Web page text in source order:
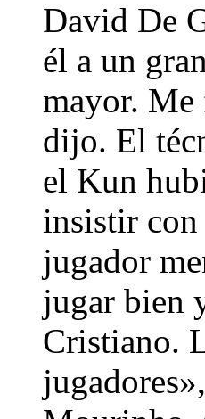
David De
él a un
mayor. Me
dijo. El
el Kun
insistir con
jugador
jugar bien
Cristiano.